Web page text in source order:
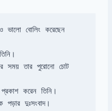
ভালো বোলিং করেছেন
সময় তার পুরোনো চোট
করেন তিনি।